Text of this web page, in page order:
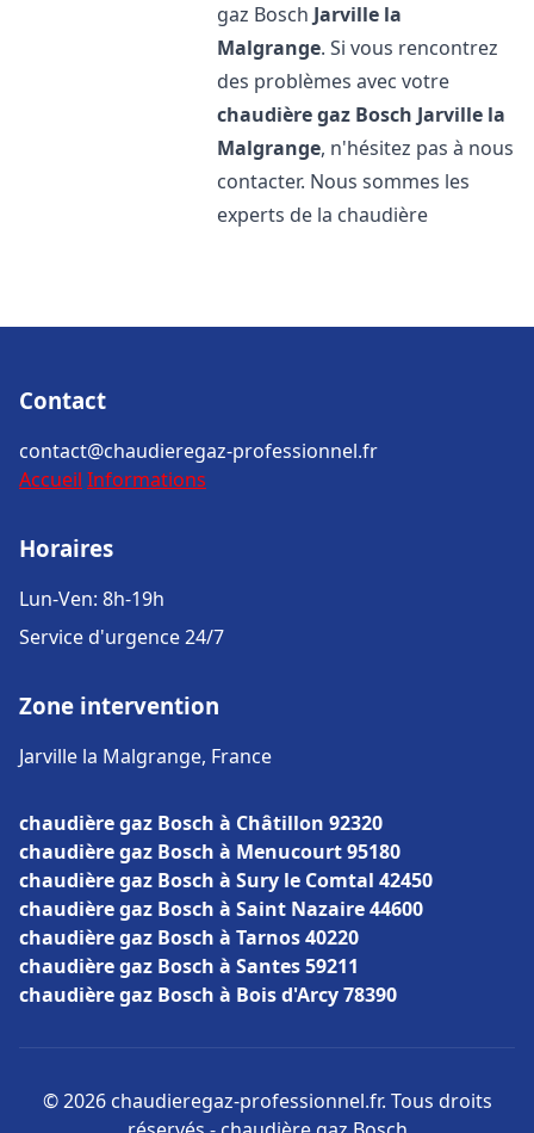
gaz Bosch Jarville la
Malgrange. Si vous rencontrez
des problèmes avec votre
chaudière gaz Bosch Jarville la
Malgrange, n'hésitez pas à nous
contacter. Nous sommes les
experts de la chaudière
Contact
contact@chaudieregaz-professionnel.fr
Accueil Informations
Horaires
Lun-Ven: 8h-19h
Service d'urgence 24/7
Zone intervention
Jarville la Malgrange, France
chaudière gaz Bosch à Châtillon 92320
chaudière gaz Bosch à Menucourt 95180
chaudière gaz Bosch à Sury le Comtal 42450
chaudière gaz Bosch à Saint Nazaire 44600
chaudière gaz Bosch à Tarnos 40220
chaudière gaz Bosch à Santes 59211
chaudière gaz Bosch à Bois d'Arcy 78390
© 2026 chaudieregaz-professionnel.fr. Tous droits